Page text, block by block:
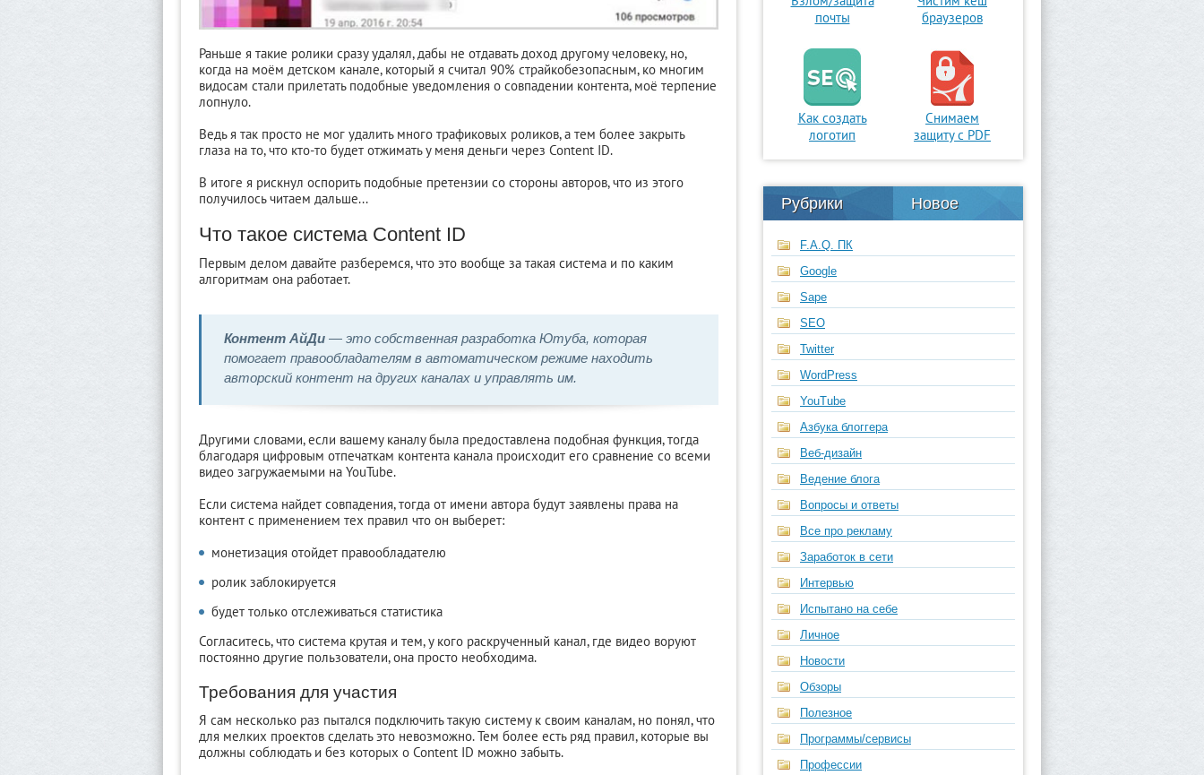
Раньше я такие ролики сразу удалял, дабы не отдавать доход другому человеку, но,
когда на моём детском канале, который я считал 90% страйкобезопасным, ко многим
видосам стали прилетать подобные уведомления о совпадении контента, моё терпение
лопнуло.
Ведь я так просто не мог удалить много трафиковых роликов, а тем более закрыть
глаза на то, что кто-то будет отжимать у меня деньги через Content ID.
В итоге я рискнул оспорить подобные претензии со стороны авторов, что из этого
получилось читаем дальше...
Что такое система Content ID
Первым делом давайте разберемся, что это вообще за такая система и по каким
алгоритмам она работает.
Контент АйДи — это собственная разработка Ютуба, которая
помогает правообладателям в автоматическом режиме находить
авторский контент на других каналах и управлять им.
Другими словами, если вашему каналу была предоставлена подобная функция, тогда
благодаря цифровым отпечаткам контента канала происходит его сравнение со всеми
видео загружаемыми на YouTube.
Если система найдет совпадения, тогда от имени автора будут заявлены права на
контент с применением тех правил что он выберет:
монетизация отойдет правообладателю
ролик заблокируется
будет только отслеживаться статистика
Согласитесь, что система крутая и тем, у кого раскрученный канал, где видео воруют
постоянно другие пользователи, она просто необходима.
Требования для участия
Я сам несколько раз пытался подключить такую систему к своим каналам, но понял, что
для мелких проектов сделать это невозможно. Тем более есть ряд правил, которые вы
должны соблюдать и без которых о Content ID можно забыть.
почты
браузеров
Как создать
логотип
Снимаем
защиту с PDF
Рубрики Новое
F.A.Q. ПК
Google
Sape
SEO
Twitter
WordPress
YouTube
Азбука блоггера
Веб-дизайн
Ведение блога
Вопросы и ответы
Все про рекламу
Заработок в сети
Интервью
Испытано на себе
Личное
Новости
Обзоры
Полезное
Программы/сервисы
Профессии